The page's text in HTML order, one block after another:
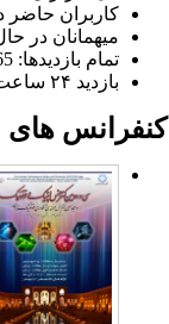
کاربران حاضر در
میهمانان در حال بازدید:
تمام بازدید‌ها: 28847365 بازدید
بازدید ۲۴ ساعت گذشته: 21413 بازدید
های